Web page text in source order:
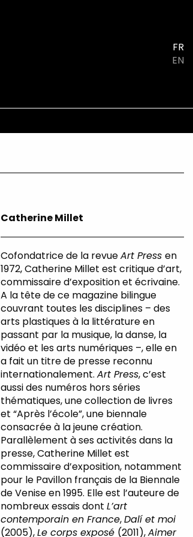
FR
EN
Catherine Millet
Cofondatrice de la revueArt Press en
1972, Catherine Millet est critique d’art,
commissaire d’exposition et écrivaine.
A la tête de ce magazine bilingue
couvrant toutes les disciplines – des
arts plastiques à la littérature en
passant par la musique, la danse, la
vidéo et les arts numériques –, elle en
a fait un titre de presse reconnu
internationalement. Art Press, c’est
aussi des numéros hors séries
thématiques, une collection de livres
et “Après l’école”, une biennale
consacrée à la jeune création.
Parallèlement à ses activités dans la
presse, Catherine Millet est
commissaire d’exposition, notamment
pour le Pavillon français de la Biennale
de Venise en 1995. Elle est l’auteure de
nombreux essais dont L’art
contemporain en France,Dalíet moi
(2005),Le corps exposé (2011),Aimer